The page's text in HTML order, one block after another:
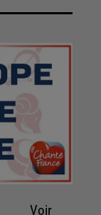
Voir